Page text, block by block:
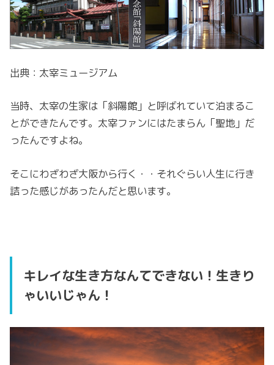
出典：太宰ミュージアム
当時、太宰の生家は「斜陽館」と呼ばれていて泊まるこ
とができたんです。太宰ファンにはたまらん「聖地」だ
ったんですよね。
そこにわざわざ大阪から行く・・それぐらい人生に行き
詰った感じがあったんだと思います。
キレイな生き方なんてできない！生きり
ゃいいじゃん！